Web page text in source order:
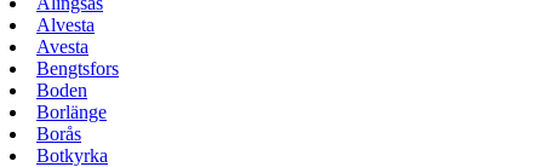
Alvesta
Avesta
Bengtsfors
Boden
Borlänge
Borås
Botkyrka